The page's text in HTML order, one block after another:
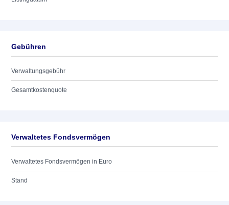
Gebühren
Verwaltungsgebühr
Gesamtkostenquote
Verwaltetes Fondsvermögen
Verwaltetes Fondsvermögen in Euro
Stand